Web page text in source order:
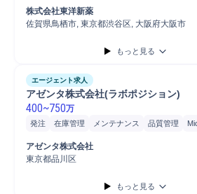
医薬
新薬 機能性原料研究開発
特保食品
研究テーマ設定 研究職担当 安全
株式会社東洋新薬
佐賀県鳥栖市, 東京都渋谷区, 大阪府大阪市
もっと見る
エージェント求人
アゼンタ株式会社(ラボポジション)
400~750万
発注 在庫管理 メンテナンス 品質管理
Microsoft Excel
アゼンタ株式会社
東京都品川区
もっと見る